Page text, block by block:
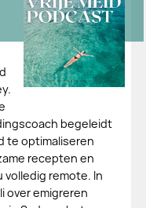
begeleidt
te optimaliseren
recepten en
volledig remote. In
over emigreren